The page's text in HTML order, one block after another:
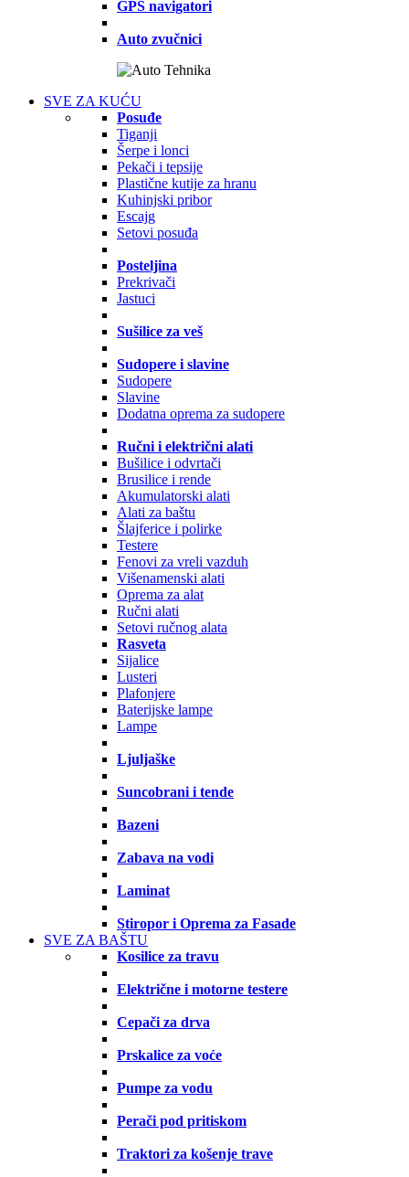
GPS navigatori
Auto zvučnici
SVE ZA KUĆU
Posuđe
Tiganji
Šerpe i lonci
Pekači i tepsije
Plastične kutije za hranu
Kuhinjski pribor
Escajg
Setovi posuđa
Posteljina
Prekrivači
Jastuci
Sušilice za veš
Sudopere i slavine
Sudopere
Slavine
Dodatna oprema za sudopere
Ručni i električni alati
Bušilice i odvrtači
Brusilice i rende
Akumulatorski alati
Alati za baštu
Šlajferice i polirke
Testere
Fenovi za vreli vazduh
Višenamenski alati
Oprema za alat
Ručni alati
Setovi ručnog alata
Rasveta
Sijalice
Lusteri
Plafonjere
Baterijske lampe
Lampe
Ljuljaške
Suncobrani i tende
Bazeni
Zabava na vodi
Laminat
Stiropor i Oprema za Fasade
SVE ZA BAŠTU
Kosilice za travu
Električne i motorne testere
Cepači za drva
Prskalice za voće
Pumpe za vodu
Perači pod pritiskom
Traktori za košenje trave